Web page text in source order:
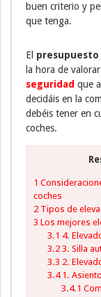
buen criterio y
que tenga.
El presupuesto
la hora de
seguridad que
decidáis en la
debéis tener en
coches.
1
coches
2 Tipos de
3 Los mejores
3.1 4.
3.23. Silla
3.3 2.
3.41.
3.4.1